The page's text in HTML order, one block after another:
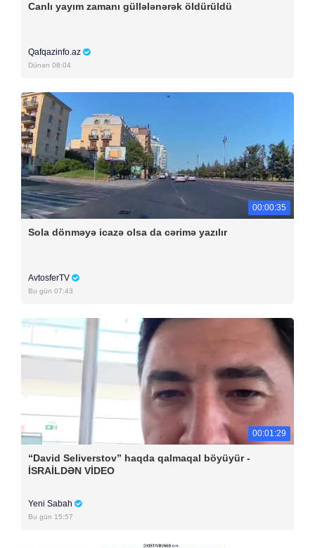
Canlı yayım zamanı güllələnərək öldürüldü
Qafqazinfo.az
Dünən 08:04
00:00:35
Sola dönməyə icazə olsa da cərimə yazılır
AvtosferTV
Bu gün 07:43
00:01:29
“David Seliverstov” haqda qalmaqal böyüyür -
İSRAİLDƏN VİDEO
Yeni Sabah
Bu gün 15:57